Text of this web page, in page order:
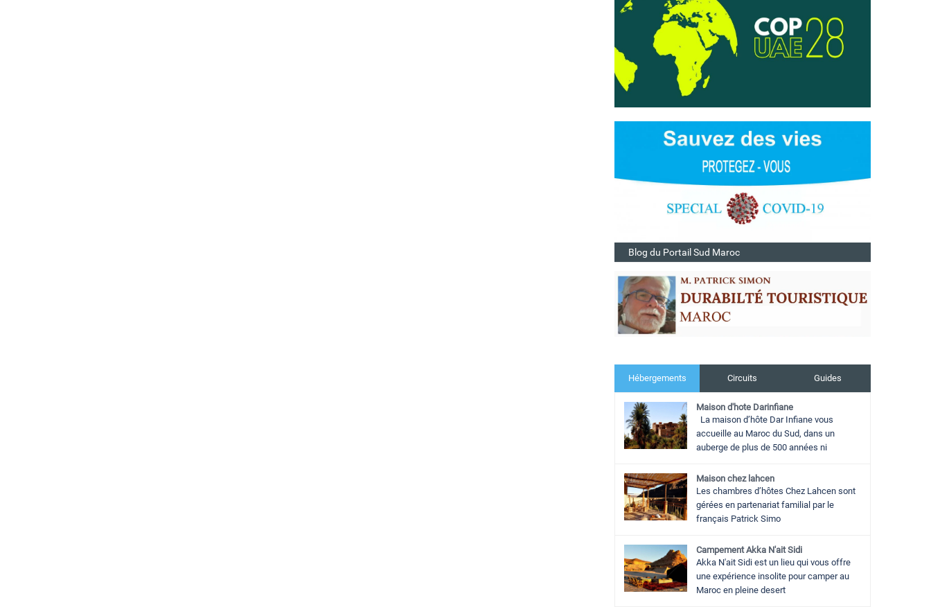
Blog du Portail Sud Maroc
Hébergements Circuits Guides
Maison d'hote Darinfiane
La maison d’hôte Dar Infiane vous
accueille au Maroc du Sud, dans un
auberge de plus de 500 années ni
Maison chez lahcen
Les chambres d’hôtes Chez Lahcen sont
gérées en partenariat familial par le
français Patrick Simo
Campement Akka N'ait Sidi
Akka N'ait Sidi est un lieu qui vous offre
une expérience insolite pour camper au
Maroc en pleine desert